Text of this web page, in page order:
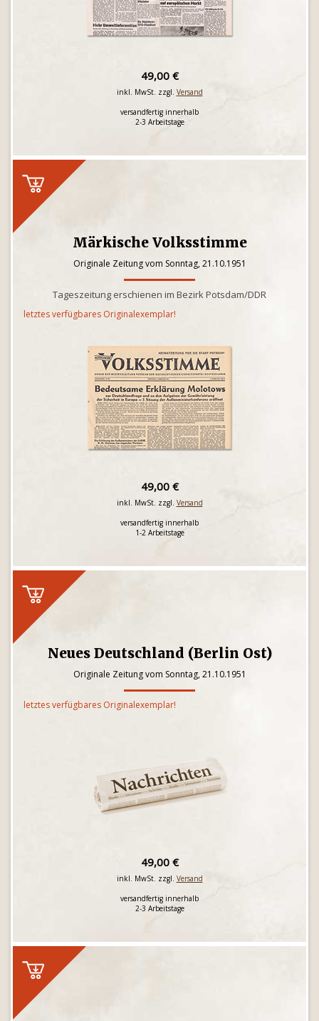
49,00 €
inkl. MwSt. zzgl. Versand
versandfertig innerhalb
2-3 Arbeitstage
Märkische Volksstimme
Originale Zeitung vom Sonntag, 21.10.1951
Tageszeitung erschienen im Bezirk Potsdam/DDR
letztes verfügbares Originalexemplar!
49,00 €
inkl. MwSt. zzgl. Versand
versandfertig innerhalb
1-2 Arbeitstage
Neues Deutschland (Berlin Ost)
Originale Zeitung vom Sonntag, 21.10.1951
letztes verfügbares Originalexemplar!
49,00 €
inkl. MwSt. zzgl. Versand
versandfertig innerhalb
2-3 Arbeitstage